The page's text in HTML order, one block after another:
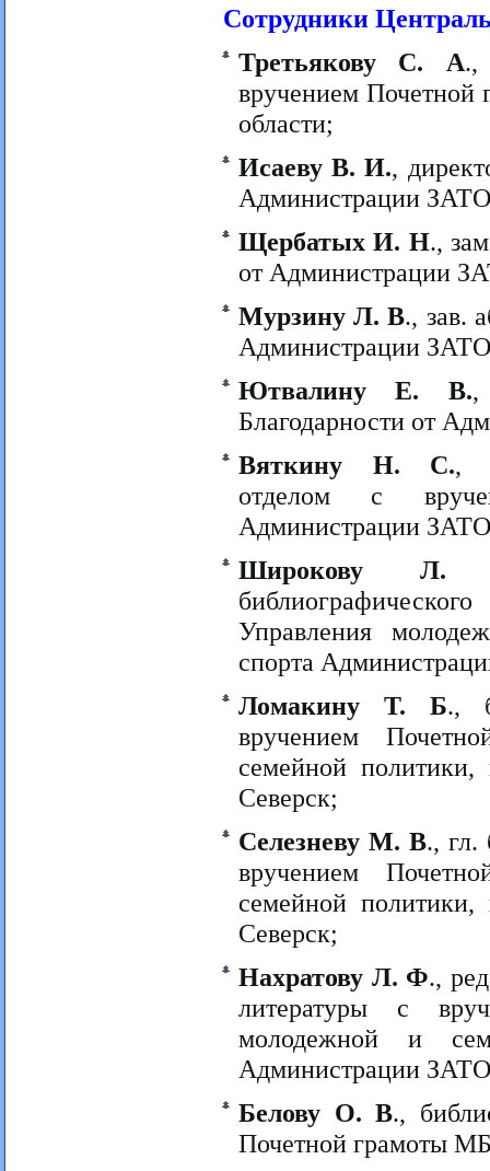
Сотрудники
Третьякову С. А.,
вручением Почетной
области;
Исаеву В. И.,
Администрации
Щербатых И. Н.,
от Администрации
Мурзину Л. В., зав.
Администрации
Ютвалину Е. В.,
Благодарности от
Вяткину Н. С.,
отделом с
Администрации
Широкову Л.
Управления
спорта
Ломакину Т. Б.,
вручением
семейной
Северск;
Селезневу М. В., гл.
вручением
семейной
Северск;
Нахратову Л. Ф.,
литературы с
молодежной и
Администрации
Белову О. В.,
Почетной грамоты